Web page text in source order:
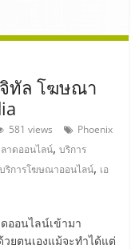
ทัล โฆษณา
581 views
Phoenix
าดออนไลน์,บริการ
บริการโฆษณาออนไลน์, เอ
ออนไลน์เข้ามา
ยตนเองแม้จะทำได้แต่